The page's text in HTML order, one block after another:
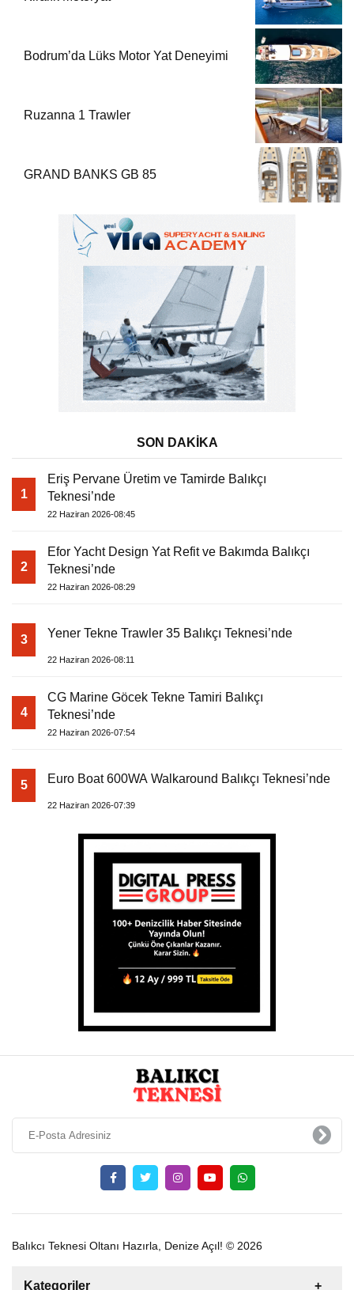
Bodrum’da Lüks Motor Yat Deneyimi
Ruzanna 1 Trawler
GRAND BANKS GB 85
SON DAKİKA
1
Eriş Pervane Üretim ve Tamirde Balıkçı
Teknesi’nde
22 Haziran 2026-08:45
2
Efor Yacht Design Yat Refit ve Bakımda Balıkçı
Teknesi’nde
22 Haziran 2026-08:29
3 Yener Tekne Trawler 35 Balıkçı Teknesi’nde
22 Haziran 2026-08:11
4
CG Marine Göcek Tekne Tamiri Balıkçı
Teknesi’nde
22 Haziran 2026-07:54
5 Euro Boat 600WA Walkaround Balıkçı Teknesi’nde
22 Haziran 2026-07:39
Balıkcı Teknesi Oltanı Hazırla, Denize Açıl! © 2026
Kategoriler